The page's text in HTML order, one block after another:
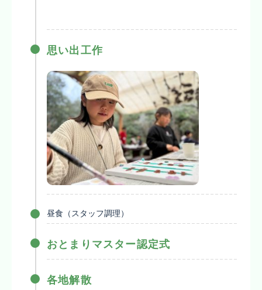
思い出工作
昼食（スタッフ調理）
おとまりマスター認定式
各地解散